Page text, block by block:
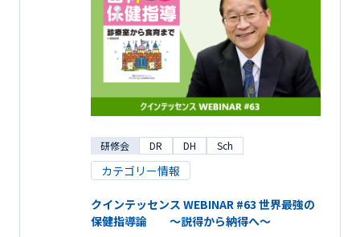
研修会 DR DH Sch
カテゴリー情報
クインテッセンス WEBINAR #63 世界最強の
保健指導論 ～説得から納得へ～